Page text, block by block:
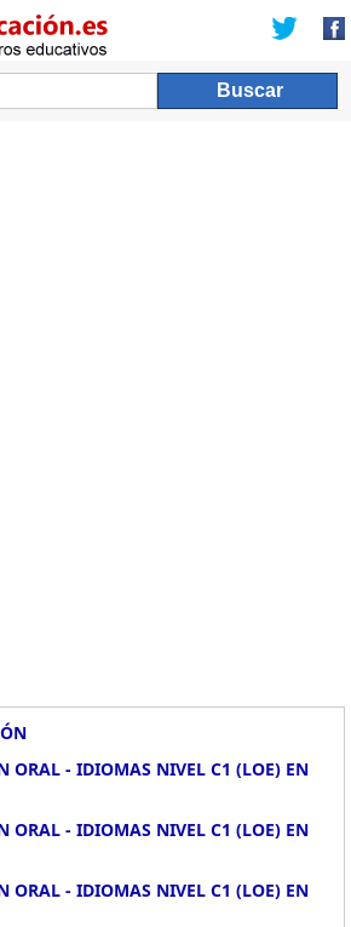
ORAL - IDIOMAS NIVEL C1 (LOE) EN
ORAL - IDIOMAS NIVEL C1 (LOE) EN
ORAL - IDIOMAS NIVEL C1 (LOE) EN